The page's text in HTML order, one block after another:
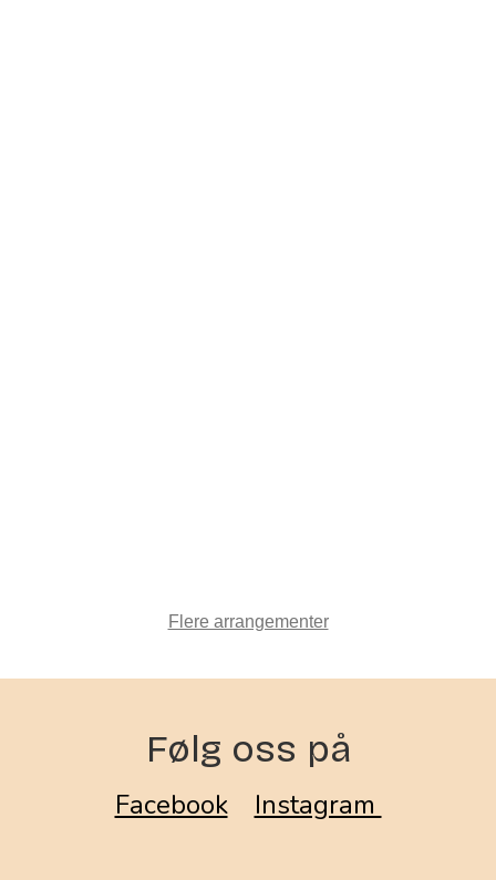
Flere arrangementer
Følg oss på
Facebook Instagram